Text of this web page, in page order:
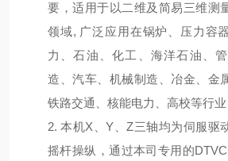
要， 适用于以二维及简易三维测
领域, 广泛应用在锅炉、压力容
力、石油、化工、海洋石油、
造、汽车、机械制造、冶金、金
铁路交通、核能电力、高校等行业
2.本机X、Y、Z三轴均为伺服驱
摇杆操纵，通过本司专用的